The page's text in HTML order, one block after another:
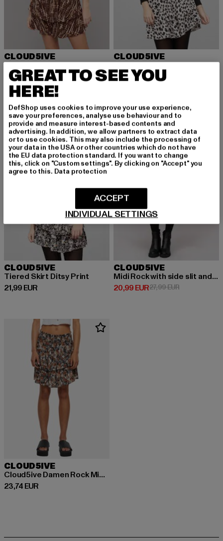
CLOUD5IVE
Tiered Skirt Ditsy Print
21,99 EUR
Derzeitiger Preis: 21,99 EUR
CLOUD5IVE
Tiered Skirt Ditsy Print
21,99 EUR
Derzeitiger Preis: 21,99 EUR
CLOUD5IVE
Tiered Skirt Ditsy Print
21,99 EUR
Derzeitiger Preis: 21,99 EUR
-25%
CLOUD5IVE
Midi Rock with side slit and flower print
20,99 EUR
Derzeitiger Preis: 20,99 EUR
27,99 EURAktionspreis:
CLOUD5IVE
Cloud5ive Damen Rock Mini Stufenrock Blumen Print 2-lagig
23,74 EUR
Derzeitiger Preis: 23,74 EUR
GREAT TO SEE YOU
HERE!
DefShop uses cookies to improve your use experience,
save your preferences, analyse use behaviour and to
provide and measure interest-based contents and
advertising. In addition, we allow partners to extract data
or to use cookies. This may also include the processing of
your data in the USA or other countries which do not have
the EU data protection standard. If you want to change
this, click on "Custom settings". By clicking on "Accept" you
agree to this. Data protection
INDIVIDUAL SETTINGS
ACCEPT